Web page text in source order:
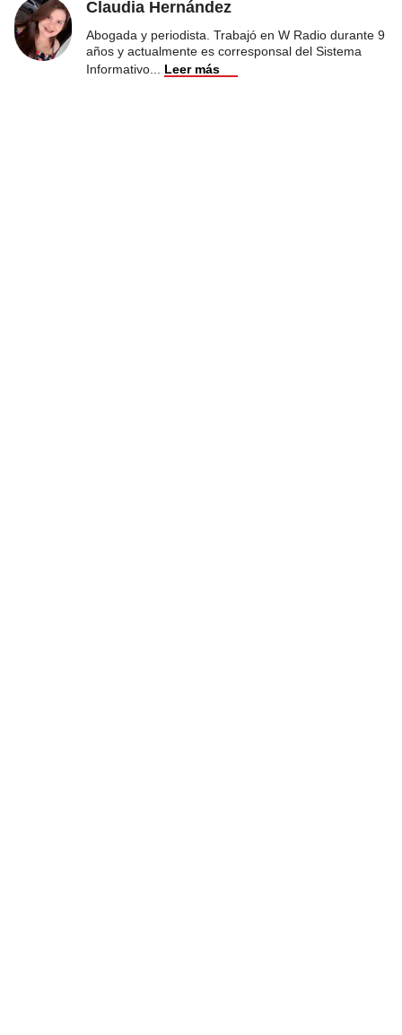
Claudia Hernández
Abogada y periodista. Trabajó en W Radio durante 9
años y actualmente es corresponsal del Sistema
Informativo
Leer más